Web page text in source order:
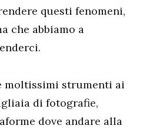
questi fenomeni,
che abbiamo a
moltissimi strumenti ai
di fotografie,
dove andare alla